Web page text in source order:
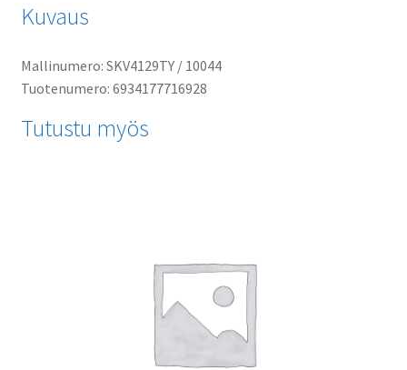
Kuvaus
Mallinumero: SKV4129TY / 10044
Tuotenumero: 6934177716928
Tutustu myös